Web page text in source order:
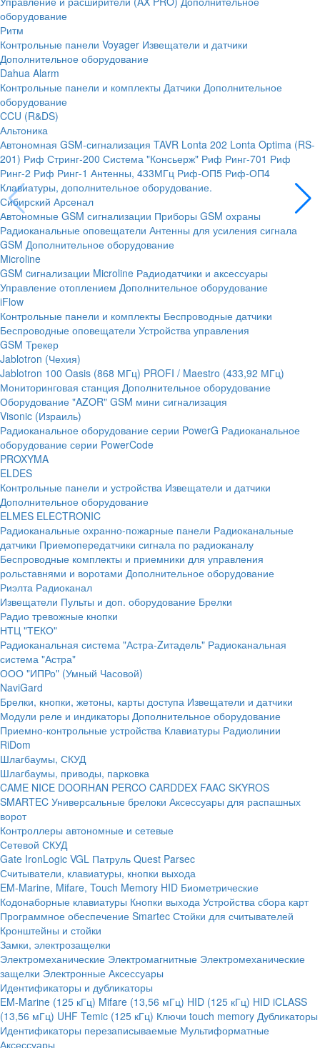
оборудование
Ритм
Контрольные панели Voyager Извещатели и датчики
Дополнительное оборудование
Dahua Alarm
Контрольные панели и комплекты Датчики Дополнительное
оборудование
CCU (R&DS)
Альтоника
Автономная GSM-сигнализация TAVR Lonta 202 Lonta Optima (RS-
201) Риф Стринг-200 Система "Консьерж" Риф Ринг-701 Риф
Ринг-2 Риф Ринг-1 Антенны, 433МГц Риф-ОП5 Риф-ОП4
Клавиатуры, дополнительное оборудование.
Сибирский Арсенал
Автономные GSM сигнализации Приборы GSM охраны
Радиоканальные оповещатели Антенны для усиления сигнала
GSM Дополнительное оборудование
Microline
GSM cигнализации Microline Радиодатчики и аксессуары
Управление отоплением Дополнительное оборудование
iFlow
Контрольные панели и комплекты Беспроводные датчики
Беспроводные оповещатели Устройства управления
GSM Трекер
Jablotron (Чехия)
Jablotron 100 Oasis (868 МГц) PROFI / Maestro (433,92 МГц)
Мониторинговая станция Дополнительное оборудование
Оборудование "AZOR" GSM мини сигнализация
Visonic (Израиль)
Радиоканальное оборудование серии PowerG Радиоканальное
оборудование серии PowerCode
PROXYMA
ELDES
Контрольные панели и устройства Извещатели и датчики
Дополнительное оборудование
ELMES ELECTRONIC
Радиоканальные охранно-пожарные панели Радиоканальные
датчики Приемопередатчики сигнала по радиоканалу
Беспроводные комплекты и приемники для управления
рольставнями и воротами Дополнительное оборудование
Риэлта Радиоканал
Извещатели Пульты и доп. оборудование Брелки
Радио тревожные кнопки
НТЦ "ТЕКО"
Радиоканальная система "Астра-Zитадель" Радиоканальная
система "Астра"
ООО "ИПРо" (Умный Часовой)
NaviGard
Брелки, кнопки, жетоны, карты доступа Извещатели и датчики
Модули реле и индикаторы Дополнительное оборудование
Приемно-контрольные устройства Клавиатуры Радиолинии
RiDom
Шлагбаумы, СКУД
Шлагбаумы, приводы, парковка
CAME NICE DOORHAN PERCO CARDDEX FAAC SKYROS
SMARTEC Универсальные брелоки Аксессуары для распашных
ворот
Контроллеры автономные и сетевые
Сетевой СКУД
Gate IronLogic VGL Патруль Quest Parsec
Считыватели, клавиатуры, кнопки выхода
EM-Marine, Mifare, Touch Memory HID Биометрические
Кодонаборные клавиатуры Кнопки выхода Устройства сбора карт
Программное обеспечение Smartec Стойки для считывателей
Кронштейны и стойки
Замки, электрозащелки
Электромеханические Электромагнитные Электромеханические
защелки Электронные Аксессуары
Идентификаторы и дубликаторы
EM-Marine (125 кГц) Mifare (13,56 мГц) HID (125 кГц) HID iCLASS
(13,56 мГц) UHF Temic (125 кГц) Ключи touch memory Дубликаторы
Идентификаторы перезаписываемые Мультиформатные
Аксессуары